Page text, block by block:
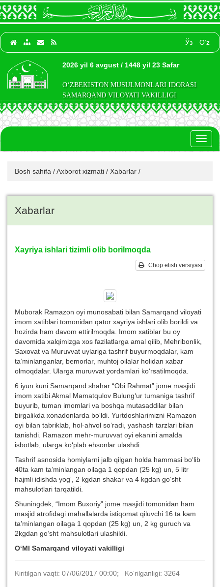
Ўз O‘z
2026 yil 6 avgust / 1448 yil 23 Safar
O‘ZBEKISTON MUSULMONLARI IDORASI
SAMARQAND VILOYATI VAKILLIGI
Bosh sahifa /Axborot xizmati / Xabarlar /
Xabarlar
Xayriya ishlari tizimli olib borilmoqda
Chop etish versiyasi
Muborak Ramazon oyi munosabati bilan Samarqand viloyati
imom xatiblari tomonidan qator xayriya ishlari olib borildi va
hozirda ham davom ettirilmoqda. Imom xatiblar bu oy
davomida xalqimizga xos fazilatlarga amal qilib, Mehribonlik,
Saxovat va Muruvvat uylariga tashrif buyurmoqdalar, kam
ta’minlanganlar, bemorlar, muhtoj oilalar holidan xabar
olmoqdalar. Ularga muruvvat yordamlari ko‘rsatilmoqda.
6 iyun kuni Samarqand shahar “Obi Rahmat” jome masjidi
imom xatibi Akmal Mamatqulov Bulung‘ur tumaniga tashrif
buyurib, tuman imomlari va boshqa mutasaddilar bilan
birgalikda xonadonlarda bo‘ldi. Yurtdoshlarimizni Ramazon
oyi bilan tabriklab, hol-ahvol so‘radi, yashash tarzlari bilan
tanishdi. Ramazon mehr-muruvvat oyi ekanini amalda
isbotlab, ularga ko‘plab ehsonlar ulashdi.
Tashrif asnosida homiylarni jalb qilgan holda hammasi bo‘lib
40ta kam ta’minlangan oilaga 1 qopdan (25 kg) un, 5 litr
hajmli idishda yog‘, 2 kgdan shakar va 4 kgdan go‘sht
mahsulotlari tarqatildi.
Shuningdek, “Imom Buxoriy” jome masjidi tomonidan ham
masjid atrofidagi mahallalarda istiqomat qiluvchi 16 ta kam
ta’minlangan oilaga 1 qopdan (25 kg) un, 2 kg guruch va
2kgdan go‘sht mahsulotlari ulashildi.
O‘MI Samarqand viloyati vakilligi
Kiritilgan vaqti: 07/06/2017 00:00; Ko‘rilganligi: 3264